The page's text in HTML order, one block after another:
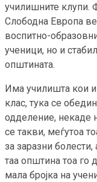
училишните клупи.
Слободна Европа
воспитно-
ученици, но и
општината.
Има училишта кои
клас, тука се
одделение, некаде
се такви, меѓутоа
за заразни
таа општина тоа го
мала бројка на